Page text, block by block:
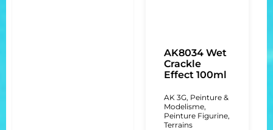
AK8034 Wet
Crackle
Effect 100ml
AK 3G, Peinture &
Modelisme,
Peinture Figurine,
Terrains